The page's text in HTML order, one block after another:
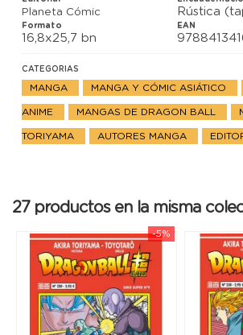
Planeta Cómic Rústica
Formato
16,8x25,7 bn
EAN
CATEGORIAS
MANGA MANGA Y CÓMIC ASIÁTICO
ANIME MANGAS DE DRAGON BALL
TORIYAMA AUTORES MANGA
27 productos en la misma
-5%